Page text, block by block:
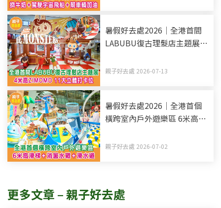
暑假好去處2026｜全港首間
LABUBU復古理髮店主題展 4
位
親子好去處 2026-07-13
暑假好去處2026｜全港首個
橫跨室內戶外遊樂區 6米高滑
親子好去處 2026-07-02
更多文章 – 親子好去處